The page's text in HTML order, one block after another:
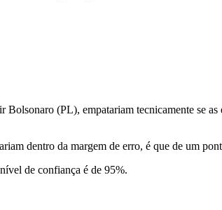
(PL), empatariam tecnicamente se
dentro da margem de erro, é que de um
de confiança é de 95%.